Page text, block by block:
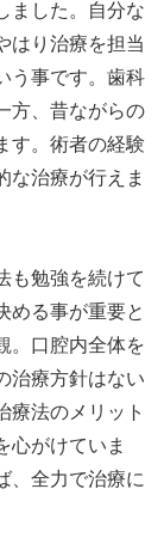
ました。自分な
はり治療を担当
う事です。歯科
方、昔ながらの
す。術者の経験
な治療が行えま
も勉強を続けて
める事が重要と
。口腔内全体を
治療方針はない
療法のメリット
心がけていま
、全力で治療に